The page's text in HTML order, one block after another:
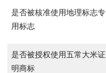
是否被核准使用地理标志专
用标志
是否被授权使用五常大米证
明商标